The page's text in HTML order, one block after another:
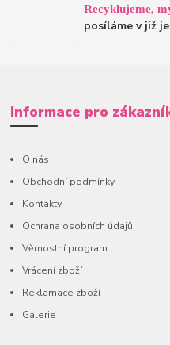
Recyklujeme,
posíláme v již
Informace pro
O nás
Obchodní podmínky
Kontakty
Ochrana osobních údajů
Věrnostní program
Vrácení zboží
Reklamace zboží
Galerie